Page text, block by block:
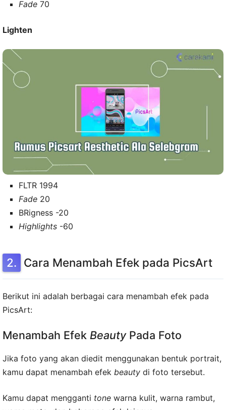
Fade 70
Lighten
FLTR 1994
Fade 20
BRigness -20
Highlights -60
Cara Menambah Efek pada PicsArt
Berikut ini adalah berbagai cara menambah efek pada
PicsArt:
Menambah Efek BeautyPada Foto
Jika foto yang akan diedit menggunakan bentuk portrait,
kamu dapat menambah efek beauty di foto tersebut.
Kamu dapat mengganti tone warna kulit, warna rambut,